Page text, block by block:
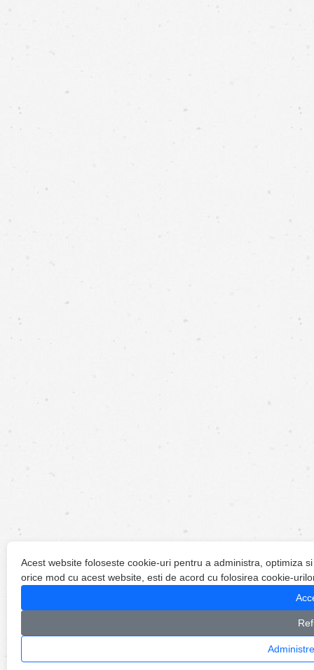
Acest website foloseste cookie-uri pentru a administra, optimiza
orice mod cu acest website, esti de acord cu folosirea cookie-